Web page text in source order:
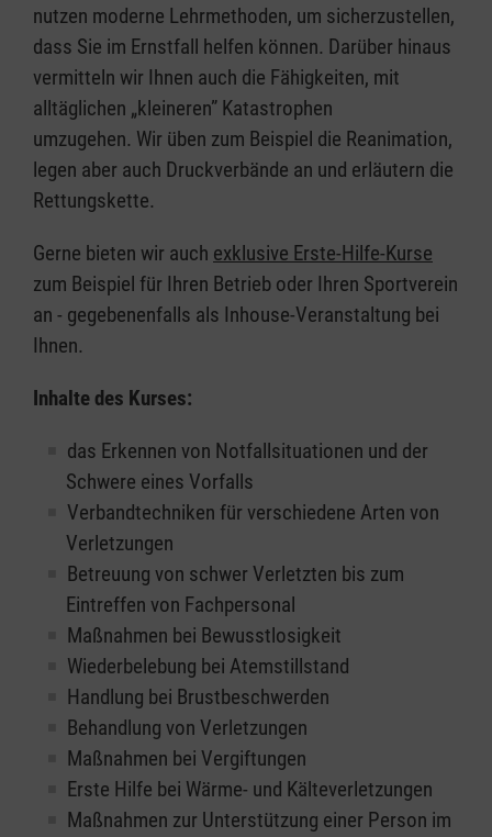
nutzen moderne Lehrmethoden, um sicherzustellen,
dass Sie im Ernstfall helfen können. Darüber hinaus
vermitteln wir Ihnen auch die Fähigkeiten, mit
alltäglichen „kleineren” Katastrophen
umzugehen. Wir üben zum Beispiel die Reanimation,
legen aber auch Druckverbände an und erläutern die
Rettungskette.
Gerne bieten wir auch exklusive Erste-Hilfe-Kurse
zum Beispiel für Ihren Betrieb oder Ihren Sportverein
an - gegebenenfalls als Inhouse-Veranstaltung bei
Ihnen.
Inhalte des Kurses:
das Erkennen von Notfallsituationen und der
Schwere eines Vorfalls
Verbandtechniken für verschiedene Arten von
Verletzungen
Betreuung von schwer Verletzten bis zum
Eintreffen von Fachpersonal
Maßnahmen bei Bewusstlosigkeit
Wiederbelebung bei Atemstillstand
Handlung bei Brustbeschwerden
Behandlung von Verletzungen
Maßnahmen bei Vergiftungen
Erste Hilfe bei Wärme- und Kälteverletzungen
Maßnahmen zur Unterstützung einer Person im